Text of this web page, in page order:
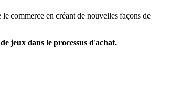
commerce en créant de nouvelles façons de
jeux dans le processus d'achat.